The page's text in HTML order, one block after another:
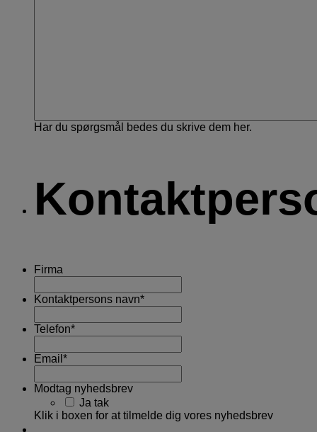
Har du spørgsmål bedes du skrive dem her.
Firma
Kontaktpersons navn*
Telefon*
Email *
Modtag nyhedsbrev
Ja tak
Klik i boxen for at tilmelde dig vores nyhedsbrev